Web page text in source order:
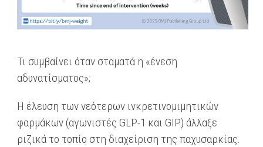
Τι συμβαίνει όταν σταματά η «ένεση
αδυνατίσματος»;
Η έλευση των νεότερων ινκρετινομιμητικών
φαρμάκων (αγωνιστές GLP-1 και GIP) άλλαξε
ριζικά το τοπίο στη διαχείριση της παχυσαρκίας.